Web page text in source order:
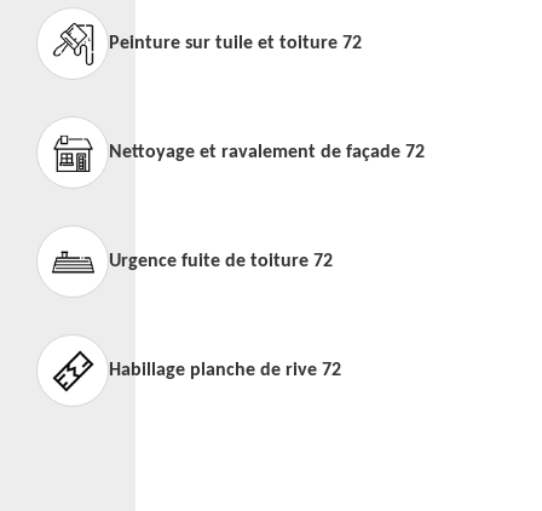
Peinture sur tuile et toiture 72
Nettoyage et ravalement de façade 72
Urgence fuite de toiture 72
Habillage planche de rive 72